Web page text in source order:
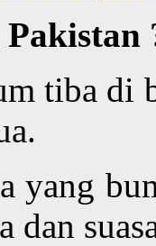
tiba
yang
dan